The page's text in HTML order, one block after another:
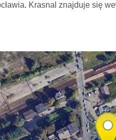
Krasnal znajduje się